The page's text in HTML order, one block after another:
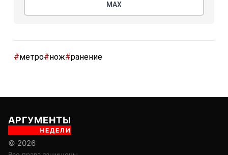
МАХ
#метро#нож#ранение
АРГУМЕНТЫ
НЕДЕЛИ
© 2026